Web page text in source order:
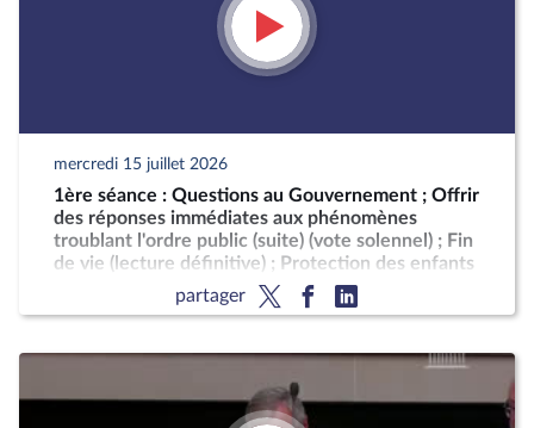
mercredi 15 juillet 2026
1ère séance : Questions au Gouvernement ; Offrir
des réponses immédiates aux phénomènes
troublant l'ordre public (suite) (vote solennel) ; Fin
de vie (lecture définitive) ; Protection des enfants
partager